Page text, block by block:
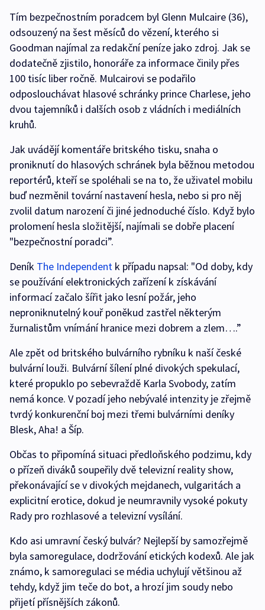
Tím bezpečnostním poradcem byl Glenn Mulcaire (36),
odsouzený na šest měsíců do vězení, kterého si
Goodman najímal za redakční peníze jako zdroj. Jak se
dodatečně zjistilo, honoráře za informace činily přes
100 tisíc liber ročně. Mulcairovi se podařilo
odposlouchávat hlasové schránky prince Charlese, jeho
dvou tajemníků i dalších osob z vládních i mediálních
kruhů.
Jak uvádějí komentáře britského tisku, snaha o
proniknutí do hlasových schránek byla běžnou metodou
reportérů, kteří se spoléhali se na to, že uživatel mobilu
buď nezměnil tovární nastavení hesla, nebo si pro něj
zvolil datum narození či jiné jednoduché číslo. Když bylo
prolomení hesla složitější, najímali se dobře placení
"bezpečnostní poradci”.
Deník The Independent k případu napsal: "Od doby, kdy
se používání elektronických zařízení k získávání
informací začalo šířit jako lesní požár, jeho
neproniknutelný kouř poněkud zastřel některým
žurnalistům vnímání hranice mezi dobrem a zlem….”
Ale zpět od britského bulvárního rybníku k naší české
bulvární louži. Bulvární šílení plné divokých spekulací,
které propuklo po sebevraždě Karla Svobody, zatím
nemá konce. V pozadí jeho nebývalé intenzity je zřejmě
tvrdý konkurenční boj mezi třemi bulvárními deníky
Blesk, Aha! a Šíp.
Občas to připomíná situaci předloňského podzimu, kdy
o přízeň diváků soupeřily dvě televizní reality show,
překonávající se v divokých mejdanech, vulgaritách a
explicitní erotice, dokud je neumravnily vysoké pokuty
Rady pro rozhlasové a televizní vysílání.
Kdo asi umravní český bulvár? Nejlepší by samozřejmě
byla samoregulace, dodržování etických kodexů. Ale jak
známo, k samoregulaci se média uchylují většinou až
tehdy, když jim teče do bot, a hrozí jim soudy nebo
přijetí přísnějších zákonů.